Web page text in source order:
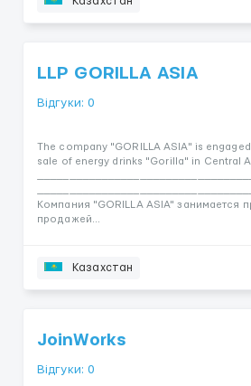
LLP GORILLA ASIA
Відгуки: 0
The company "GORILLA ASIA" is
sale of energy drinks "Gorilla" in Central
Компания "GORILLA ASIA" занимается
продажей...
Казахстан
JoinWorks
Відгуки: 0